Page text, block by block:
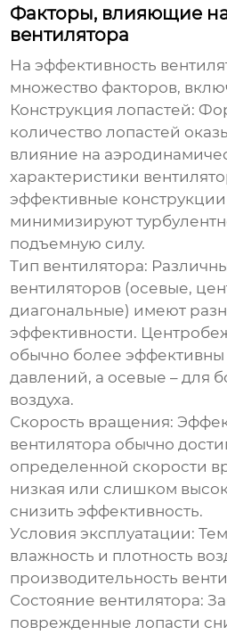
Факторы, влияющие
вентилятора
Наэффективность
множество факторов,
Конструкция лопастей:
количество лопастей
влияние на
характеристики
эффективные
минимизируют
подъемную силу.
Тип вентилятора:
вентиляторов (осевые,
диагональные) имеют
эффективности.
обычно более эффективны
давлений, а осевые – для
воздуха.
Скорость вращения:
вентилятора обычно
определенной скорости
низкая или слишком
снизить эффективность.
Условия эксплуатации:
влажность и плотность
производительность
Состояние вентилятора:
поврежденные лопасти